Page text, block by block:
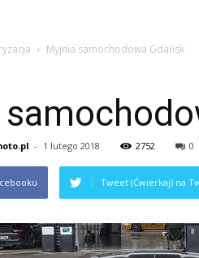
Myjnia samochodowa Gdańsk
- 1 lutego 2018 2752 0
Tweet (Ćwierkaj) na